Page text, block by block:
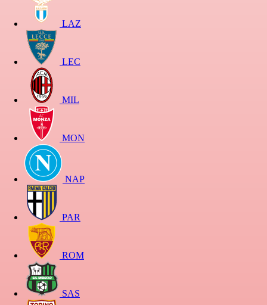
LAZ
LEC
MIL
MON
NAP
PAR
ROM
SAS